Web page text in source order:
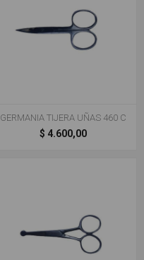
GERMANIA TIJERA UÑAS 460 C
$ 4.600,00